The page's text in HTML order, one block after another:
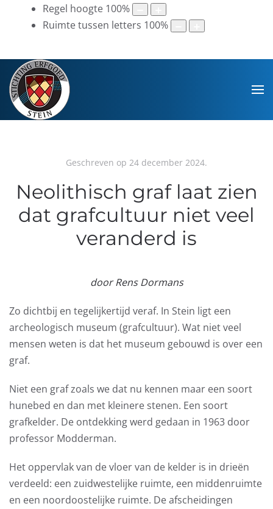
Regel hoogte 100%
Ruimte tussen letters 100%
Geschreven op 24 december 2024.
Neolithisch graf laat zien
dat grafcultuur niet veel
veranderd is
door Rens Dormans
Zo dichtbij en tegelijkertijd veraf. In Stein ligt een
archeologisch museum (grafcultuur). Wat niet veel
mensen weten is dat het museum gebouwd is over een
graf.
Niet een graf zoals we dat nu kennen maar een soort
hunebed en dan met kleinere stenen. Een soort
grafkelder. De ontdekking werd gedaan in 1963 door
professor Modderman.
Het oppervlak van de vloer van de kelder is in drieën
verdeeld: een zuidwestelijke ruimte, een middenruimte
en een noordoostelijke ruimte. De afscheidingen